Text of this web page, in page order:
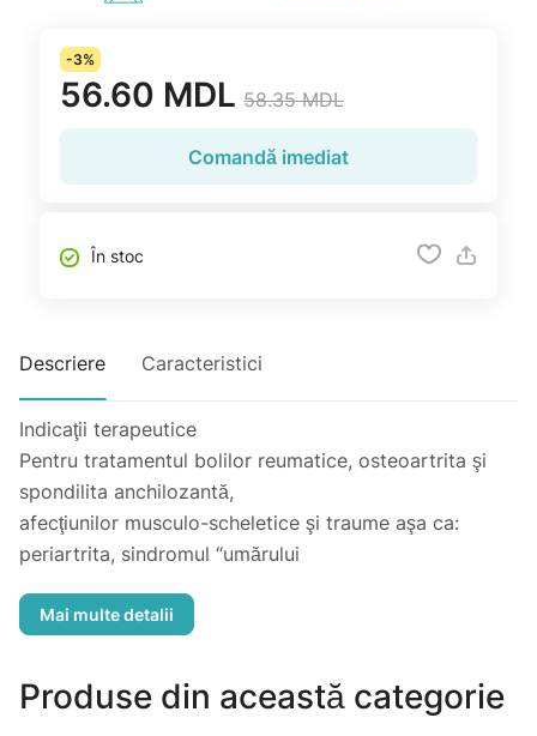
-3%
56.60 MDL 58.35 MDL
Comandă imediat
În stoc
Descriere Caracteristici
Indicaţii terapeutice
Pentru tratamentul bolilor reumatice, osteoartrita şi
spondilita anchilozantă,
afecţiunilor musculo-scheletice şi traume aşa ca:
periartrita, sindromul “umărului
spate, entorsie, luxaţii.
şi în ameliorarea durerilor usoare
până la moderate, cum ar fi: durerea de dinţi, durerile
Produse din această categorie